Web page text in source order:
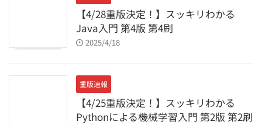
【4/28重版決定！】スッキリわかる
Java入門 第4版 第4刷
2025/4/18
重版速報
【4/25重版決定！】スッキリわかる
Pythonによる機械学習入門 第2版 第2刷